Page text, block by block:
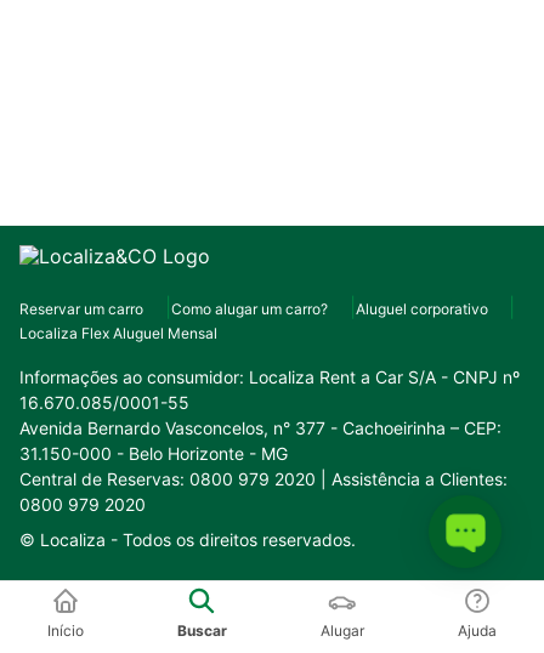
Reservar um carro Como alugar um carro?
Aluguel corporativo
Localiza Flex Aluguel Mensal
Informações ao consumidor: Localiza Rent a Car S/A - CNPJ nº
16.670.085/0001-55
Avenida Bernardo Vasconcelos, n° 377 - Cachoeirinha – CEP:
31.150-000 - Belo Horizonte - MG
Central de Reservas: 0800 979 2020 | Assistência a Clientes:
0800 979 2020
© Localiza - Todos os direitos reservados.
Conheça o nosso ecossistema:
Início Buscar Alugar Ajuda